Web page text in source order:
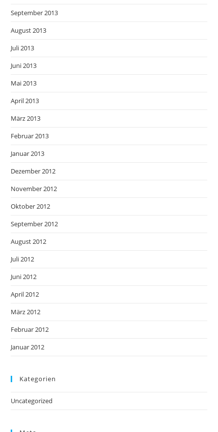
September 2013
August 2013
Juli 2013
Juni 2013
Mai 2013
April 2013
März 2013
Februar 2013
Januar 2013
Dezember 2012
November 2012
Oktober 2012
September 2012
August 2012
Juli 2012
Juni 2012
April 2012
März 2012
Februar 2012
Januar 2012
Kategorien
Uncategorized